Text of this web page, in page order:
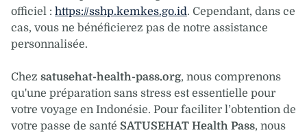
officiel : https://sshp.kemkes.go.id. Cependant, dans ce
cas, vous ne bénéficierez pas de notre assistance
personnalisée.
Chez satusehat-health-pass.org, nous comprenons
qu'une préparation sans stress est essentielle pour
votre voyage en Indonésie. Pour faciliter l’obtention de
votre passe de santé SATUSEHAT Health Pass, nous